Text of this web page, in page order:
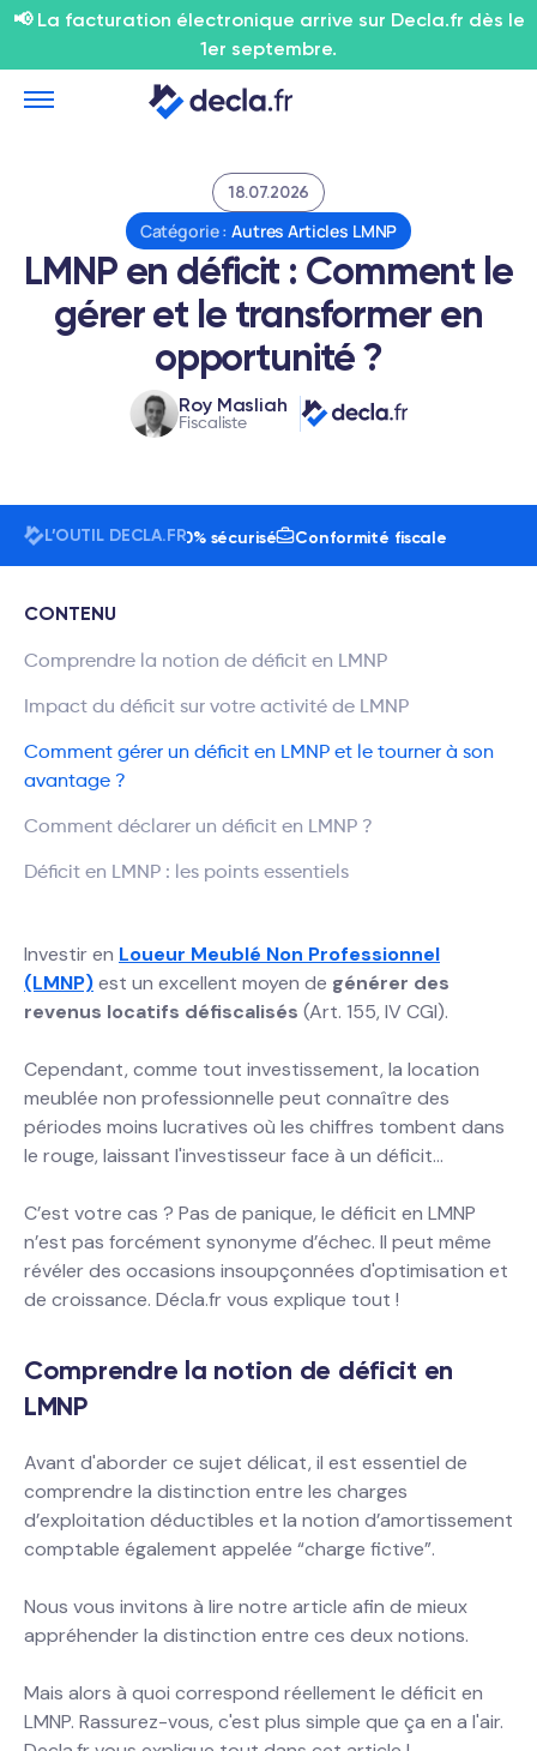
📢 La facturation électronique arrive sur Decla.fr dès le
1er septembre.
Catégorie :Autres Articles LMNP
18.07.2026
LMNP en déficit : Comment le
gérer et le transformer en
opportunité ?
Roy Masliah
Fiscaliste
L’OUTIL DECLA.FR
24h/7j 100% sécurisé Conformité fiscale
CONTENU
Comprendre la notion de déficit en LMNP
Impact du déficit sur votre activité de LMNP
Comment gérer un déficit en LMNP et le tourner à son
avantage ?
Comment déclarer un déficit en LMNP ?
Déficit en LMNP : les points essentiels
Investir en Loueur Meublé Non Professionnel
(LMNP)est un excellent moyen de générer des
revenus locatifs défiscalisés (Art. 155, IV CGI).
Cependant, comme tout investissement, la location
meublée non professionnelle peut connaître des
périodes moins lucratives où les chiffres tombent dans
le rouge, laissant l'investisseur face à un déficit…
C’est votre cas ? Pas de panique, le déficit en LMNP
n’est pas forcément synonyme d’échec. Il peut même
révéler des occasions insoupçonnées d'optimisation et
de croissance. Décla.fr vous explique tout !
Comprendre la notion de déficit en
LMNP
Avant d'aborder ce sujet délicat, il est essentiel de
comprendre la distinction entre les charges
d’exploitation déductibles et la notion d’amortissement
comptable également appelée “charge fictive”.
Nous vous invitons à lire notre article afin de mieux
appréhender la distinction entre ces deux notions.
Mais alors à quoi correspond réellement le déficit en
LMNP. Rassurez-vous, c'est plus simple que ça en a l'air.